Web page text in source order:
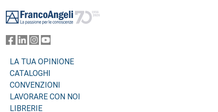
LA TUA OPINIONE
CATALOGHI
CONVENZIONI
LAVORARE CON NOI
LIBRERIE